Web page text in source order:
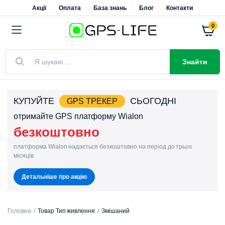
Акції Оплата База знань Блог Контакти
0
Пошук
товарів
Знайти
КУПУЙТЕ GPS ТРЕКЕР СЬОГОДНІ
отримайте GPS платформу Wialon
безкоштовно
платформа Wialon надається безкоштовно на період до трьох
місяців
Детальніше про акцію
Головна Товар Тип живлення Змішаний